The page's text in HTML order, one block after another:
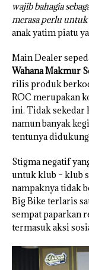
wajib bahagia
merasa perlu untuk
anak yatim piatu
Main Dealer
Wahana Makmur
rilis produk
ROC merupakan
ini. Tidak sekedar
namun banyak
tentunya didukung
Stigma negatif
untuk klub – klub
nampaknya tidak
Big Bike terlaris
sempat paparkan
termasuk aksi